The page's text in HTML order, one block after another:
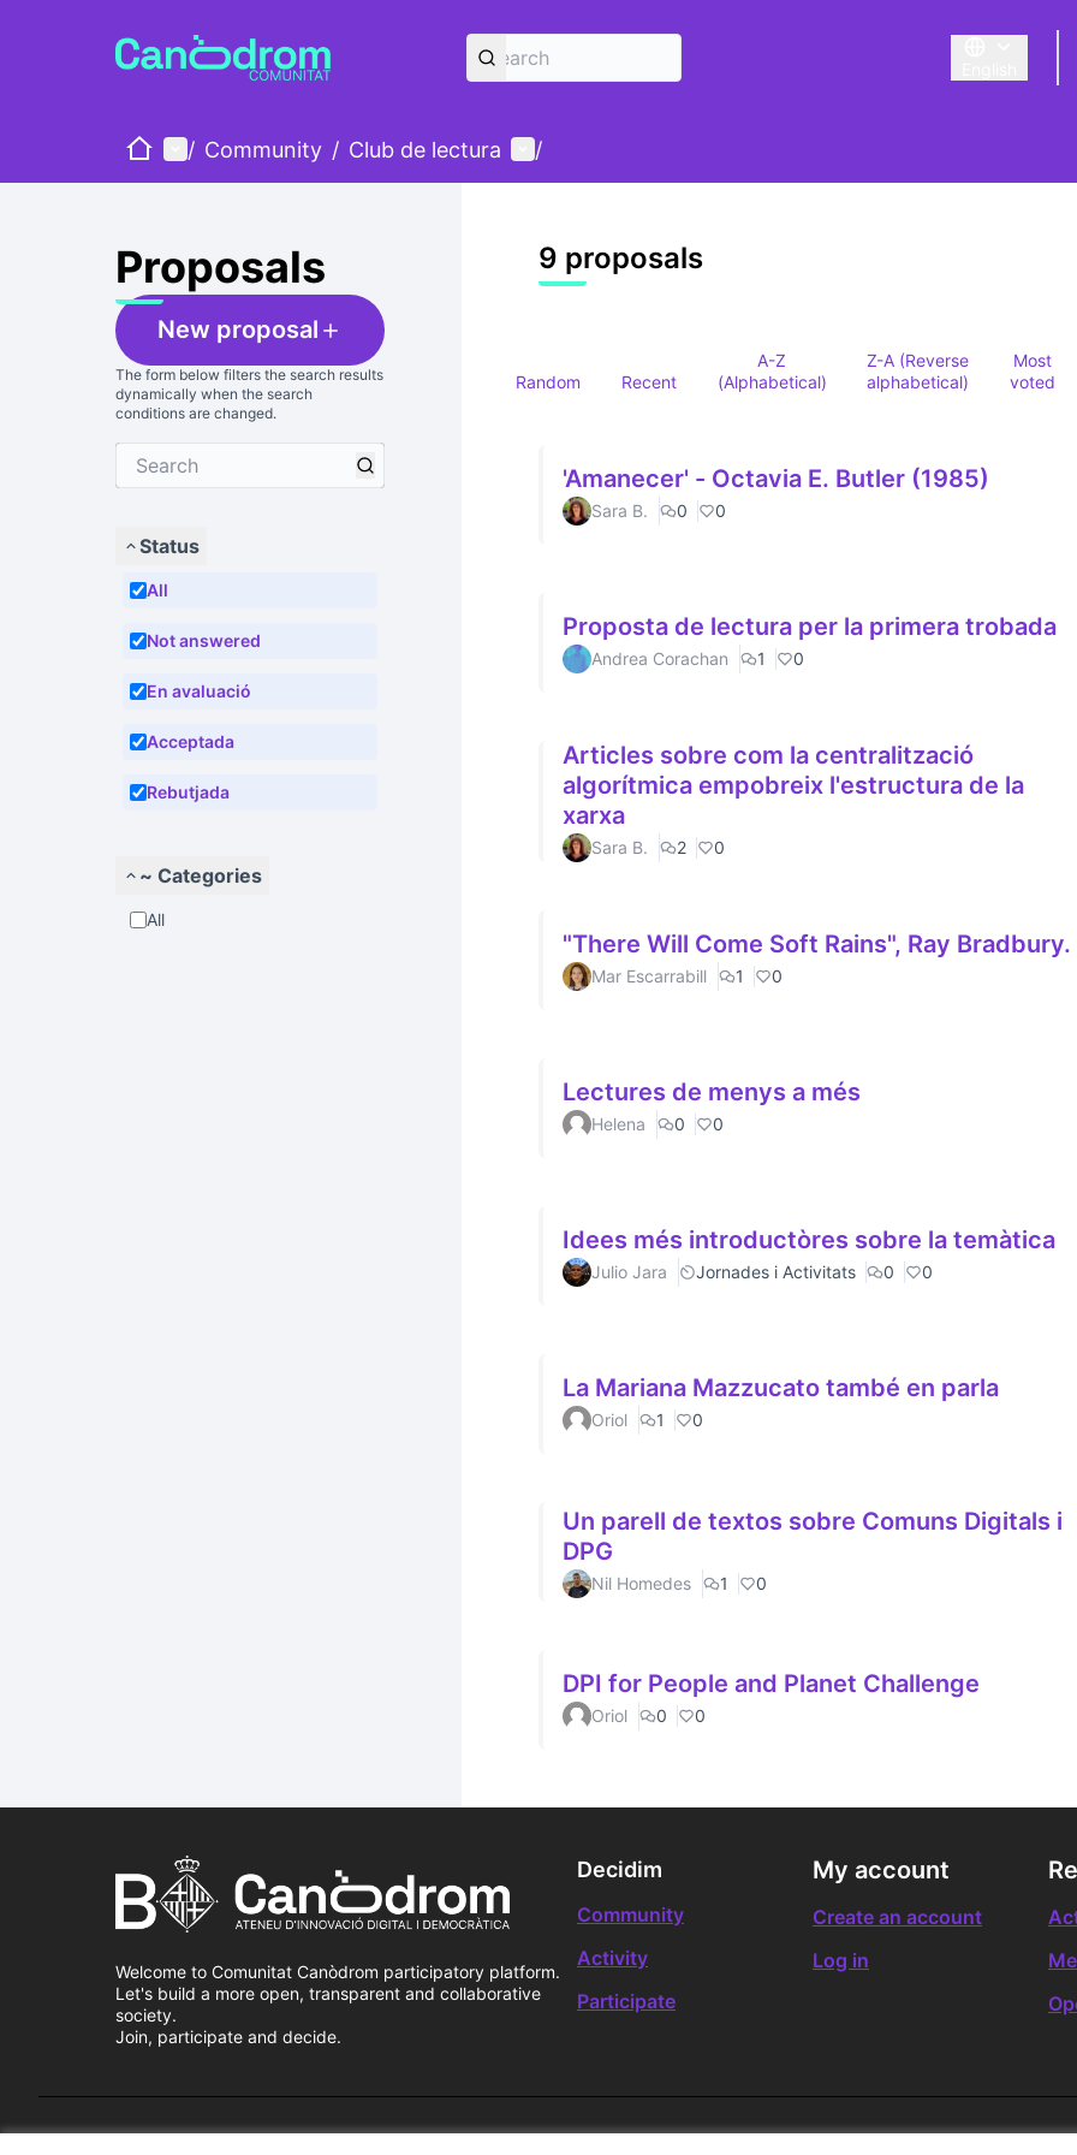
Triar la llengua
HomeMain menu
/ Community / Club de lectura User menu
/
Proposals
New proposal
The form below filters the search results
dynamically when the search
conditions are changed.
Status
All
Not answered
En avaluació
Acceptada
Rebutjada
~ Categories
All
9 proposals
Random Recent
A-Z
(Alphabetical)
Z-A (Reverse
alphabetical)
Most
voted
'Amanecer' - Octavia E. Butler (1985)
Sara B. 0 0
Proposta de lectura per la primera trobada
Andrea Corachan 1 0
Articles sobre com la centralització
algorítmica empobreix l'estructura de la
xarxa
Sara B. 2 0
"There Will Come Soft Rains", Ray Bradbury.
Mar Escarrabill 1 0
Lectures de menys a més
Helena 0 0
Idees més introductòres sobre la temàtica
Julio Jara Jornades i Activitats 0 0
La Mariana Mazzucato també en parla
Oriol 1 0
Un parell de textos sobre Comuns Digitals i
DPG
Nil Homedes 1 0
DPI for People and Planet Challenge
Oriol 0 0
Welcome to Comunitat Canòdrom participatory platform.
Let's build a more open, transparent and collaborative
society.
Join, participate and decide.
Decidim
Community
Activity
Participate
My account
Create an account
Log in